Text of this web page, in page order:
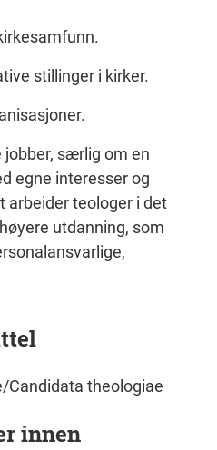
stillinger i kirker.
jobber, særlig om en
egne interesser og
arbeider teologer i det
utdanning, som
Candidata theologiae
innen